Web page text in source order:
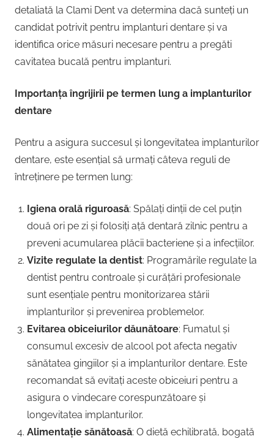
detaliată la Clami Dent va determina dacă sunteți un
candidat potrivit pentru implanturi dentare și va
identifica orice măsuri necesare pentru a pregăti
cavitatea bucală pentru implanturi.
Importanța îngrijirii pe termen lung a implanturilor
dentare
Pentru a asigura succesul și longevitatea implanturilor
dentare, este esențial să urmați câteva reguli de
întreținere pe termen lung:
Igiena orală riguroasă: Spălați dinții de cel puțin
două ori pe zi și folosiți ață dentară zilnic pentru a
preveni acumularea plăcii bacteriene și a infecțiilor.
Vizite regulate la dentist: Programările regulate la
dentist pentru controale și curățări profesionale
sunt esențiale pentru monitorizarea stării
implanturilor și prevenirea problemelor.
Evitarea obiceiurilor dăunătoare: Fumatul și
consumul excesiv de alcool pot afecta negativ
sănătatea gingiilor și a implanturilor dentare. Este
recomandat să evitați aceste obiceiuri pentru a
asigura o vindecare corespunzătoare și
longevitatea implanturilor.
Alimentație sănătoasă: O dietă echilibrată, bogată